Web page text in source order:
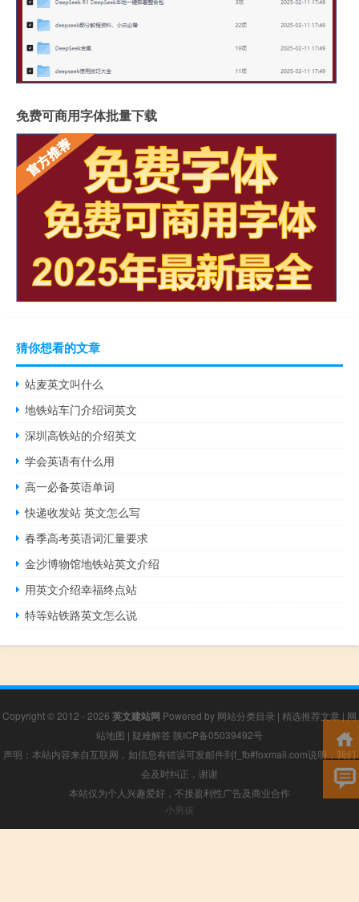
免费可商用字体批量下载
猜你想看的文章
站麦英文叫什么
地铁站车门介绍词英文
深圳高铁站的介绍英文
学会英语有什么用
高一必备英语单词
快递收发站 英文怎么写
春季高考英语词汇量要求
金沙博物馆地铁站英文介绍
用英文介绍幸福终点站
特等站铁路英文怎么说
Copyright © 2012 - 2026 英文建站网 Powered by 网站分类目录 | 精选推荐文章 | 网
站地图 | 疑难解答 陕ICP备05039492号
声明：本站内容来自互联网，如信息有错误可发邮件到f_fb#foxmail.com说明，我们
会及时纠正，谢谢
本站仅为个人兴趣爱好，不接盈利性广告及商业合作
小男孩